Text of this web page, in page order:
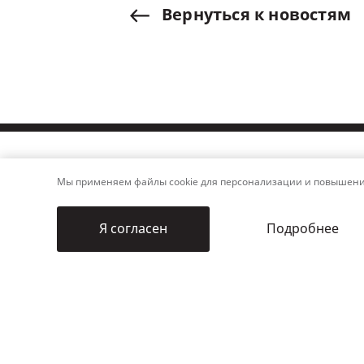
Вернуться к новостям
Частным
домовладельцам
Мы применяем файлы cookie для персонализации и
Я согласен Подробнее